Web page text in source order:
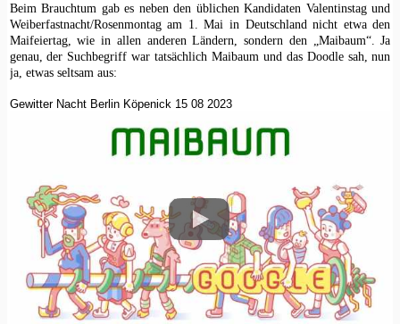
Beim Brauchtum gab es neben den üblichen Kandidaten Valentinstag und
Weiberfastnacht/Rosenmontag am 1. Mai in Deutschland nicht etwa den
Maifeiertag, wie in allen anderen Ländern, sondern den „Maibaum“. Ja
genau, der Suchbegriff war tatsächlich Maibaum und das Doodle sah, nun
ja, etwas seltsam aus:
Gewitter Nacht Berlin Köpenick 15 08 2023